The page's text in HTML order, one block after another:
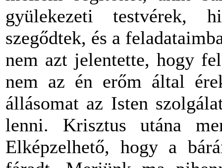
gyülekezeti testvérek,
szegődtek, és a
nem azt jelentette, hogy
nem az én erőm által
állásomat az Isten
lenni. Krisztus utána
Elképzelhető, hogy a